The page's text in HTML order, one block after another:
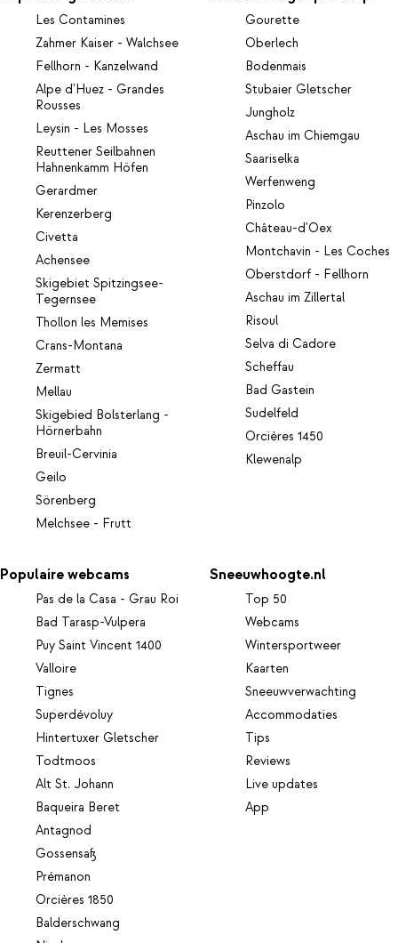
Les Contamines
Zahmer Kaiser - Walchsee
Fellhorn - Kanzelwand
Alpe d'Huez - Grandes
Rousses
Leysin - Les Mosses
Reuttener Seilbahnen
Hahnenkamm Höfen
Gerardmer
Kerenzerberg
Civetta
Achensee
Skigebiet Spitzingsee-
Tegernsee
Thollon les Memises
Crans-Montana
Zermatt
Mellau
Skigebied Bolsterlang -
Hörnerbahn
Breuil-Cervinia
Geilo
Sörenberg
Melchsee - Frutt
Gourette
Oberlech
Bodenmais
Stubaier Gletscher
Jungholz
Aschau im Chiemgau
Saariselka
Werfenweng
Pinzolo
Château-d'Oex
Montchavin - Les Coches
Oberstdorf - Fellhorn
Aschau im Zillertal
Risoul
Selva di Cadore
Scheffau
Bad Gastein
Sudelfeld
Orcières 1450
Klewenalp
Populaire webcams
Pas de la Casa - Grau Roi
Bad Tarasp-Vulpera
Puy Saint Vincent 1400
Valloire
Tignes
Superdévoluy
Hintertuxer Gletscher
Todtmoos
Alt St. Johann
Baqueira Beret
Antagnod
Gossensaß
Prémanon
Orcières 1850
Balderschwang
Sneeuwhoogte.nl
Top 50
Webcams
Wintersportweer
Kaarten
Sneeuwverwachting
Accommodaties
Tips
Reviews
Live updates
App